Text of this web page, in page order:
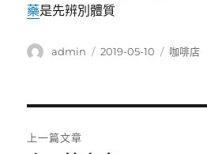
藥是先辨別體質
作
admin
發
2019-05-10
分
咖啡店
上一篇文章